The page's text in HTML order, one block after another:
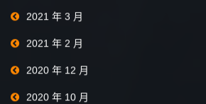
2021 年 3 月
2021 年 2 月
2020 年 12 月
2020 年 10 月